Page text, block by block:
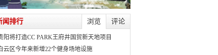
浏览 评论
闻排行
阳将打造CC PARK王府井国贸新天地项目
云区今年来新增22个健身场地设施